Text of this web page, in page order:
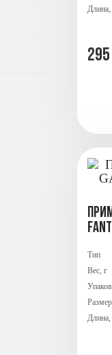
Тип
Вес, г